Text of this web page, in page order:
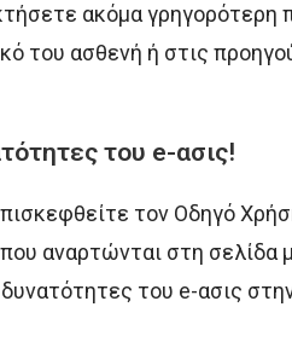
ακόμα
του ασθενή ή στις
του e-ασις!
τον Οδηγό
αναρτώνται στη σελίδα
του e-ασις